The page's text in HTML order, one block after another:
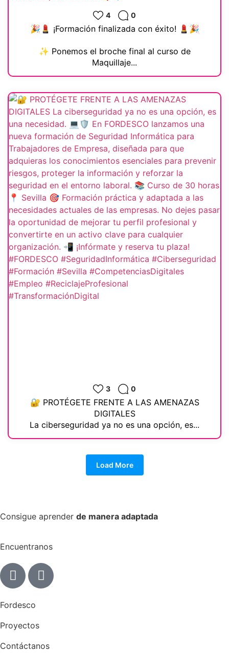
4 0
🎉💄 ¡Formación finalizada con éxito! 💄🎉
✨ Ponemos el broche final al curso de
Maquillaje...
3 0
🔐 PROTÉGETE FRENTE A LAS AMENAZAS
DIGITALES
La ciberseguridad ya no es una opción, es...
Load More
Consigue aprender de manera adaptada
Encuentranos
Fordesco
Proyectos
Contáctanos